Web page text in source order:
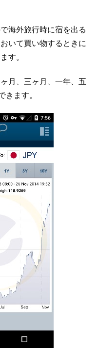
海外旅行時に宿を出る
いて買い物するときに
す。
月、三ヶ月、一年、五
きます。